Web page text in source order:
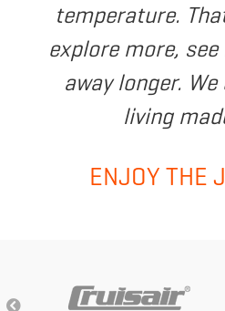
temperature.
explore more,
away longer.
living
ENJOY THE